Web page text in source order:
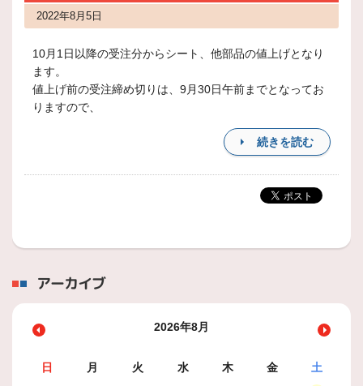
2022年8月5日
10月1日以降の受注分からシート、他部品の値上げとなり
ます。
値上げ前の受注締め切りは、9月30日午前までとなってお
りますので、
続きを読む
アーカイブ
2026年8月
日 月 火 水 木 金
土